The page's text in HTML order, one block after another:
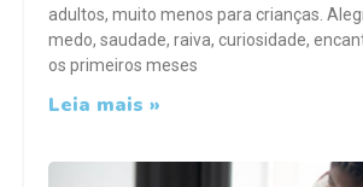
adultos, muito menos para crianças.
medo, saudade, raiva, curiosidade,
os primeiros meses
Leia mais »